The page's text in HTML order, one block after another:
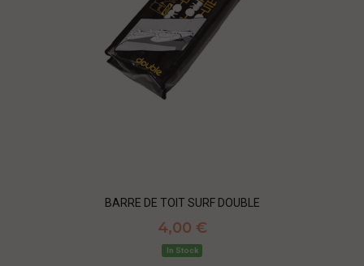
BARRE DE TOIT SURF DOUBLE
4,00 €
In Stock